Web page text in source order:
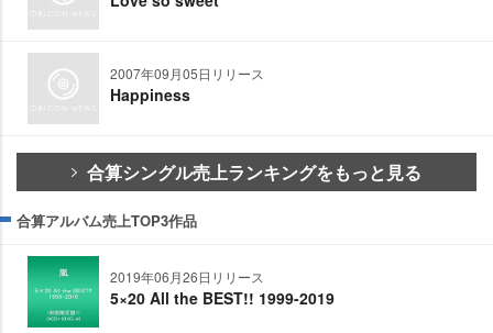
2007年09月05日リリース
Happiness
合算シングル売上ランキングをもっと見る
合算アルバム売上TOP3作品
2019年06月26日リリース
5×20 All the BEST!! 1999-2019